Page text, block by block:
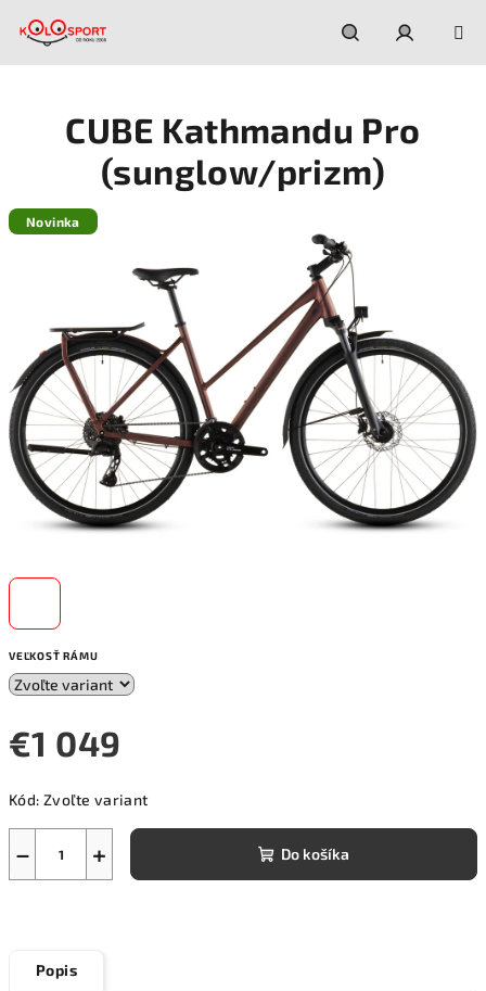
Hľadať
VEĽKOSŤ RÁMU
€1 049
cena:
Kód: Zvoľte variant
+
− Do košíka
CUBE Kathmandu Pro
(sunglow/prizm)
Novinka
Popis